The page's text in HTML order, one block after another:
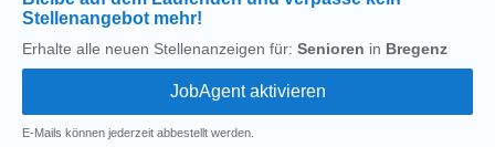
Stellenangebot mehr!
Erhalte alle neuen Stellenanzeigen für: Senioren in Bregenz
E-Mails können jederzeit abbestellt werden.